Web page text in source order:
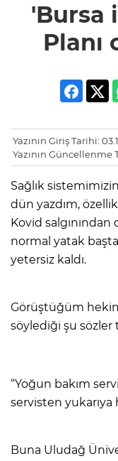
'Bursa
Planı
Yazının Giriş Tarihi:
Yazının Güncellenme
Sağlık
dün yazdım,
Kovid salgınından
normal yatak
yetersiz kaldı.
Görüştüğüm
söylediği şu
“Yoğun bakım
servisten yukarıya
Buna Uludağ